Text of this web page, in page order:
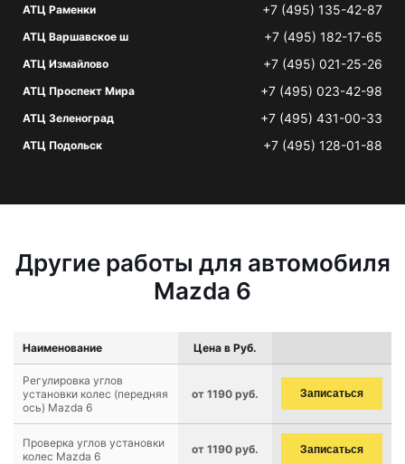
АТЦ Раменки +7 (495) 135-42-87
АТЦ Варшавское ш +7 (495) 182-17-65
АТЦ Измайлово +7 (495) 021-25-26
АТЦ Проспект Мира +7 (495) 023-42-98
АТЦ Зеленоград +7 (495) 431-00-33
АТЦ Подольск +7 (495) 128-01-88
Другие работы для автомобиля
Mazda 6
Наименование Цена в Руб.
Регулировка углов
установки колес (передняя
ось) Mazda 6
от 1190 руб. Записаться
Проверка углов установки
колес Mazda 6
от 1190 руб. Записаться